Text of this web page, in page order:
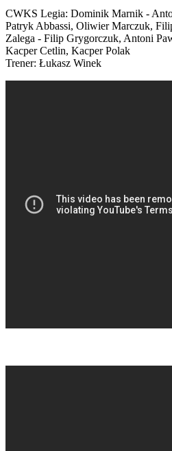
CWKS Legia: Dominik Marnik -
Patryk Abbassi, Oliwier Marczuk,
Zalega - Filip Grygorczuk, Antoni
Kacper Cetlin, Kacper Polak
Trener: Łukasz Winek